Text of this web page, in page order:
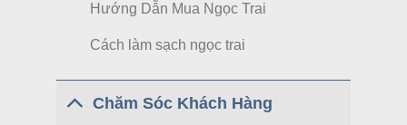
Hướng Dẫn Mua Ngọc Trai
Cách làm sạch ngọc trai
Chăm Sóc Khách Hàng